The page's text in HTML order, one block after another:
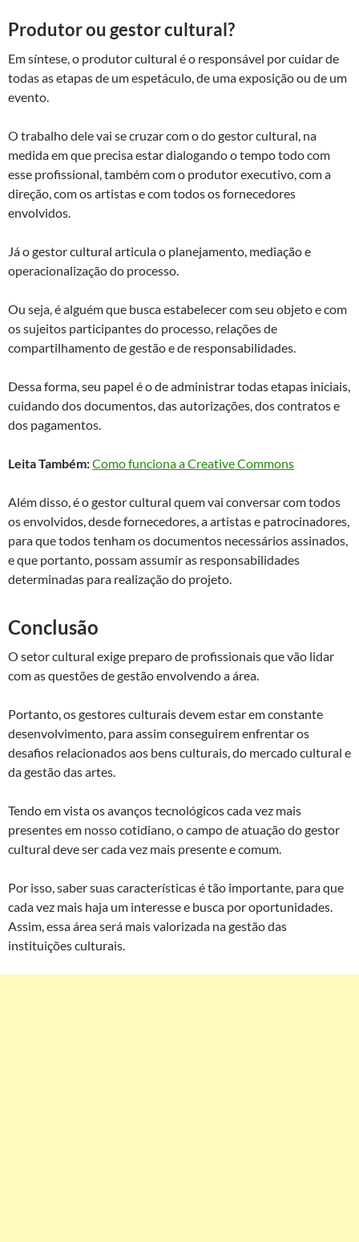
Produtor ou gestor cultural?
Em síntese, o produtor cultural é o responsável por cuidar de
todas as etapas de um espetáculo, de uma exposição ou de um
evento.
O trabalho dele vai se cruzar com o do gestor cultural, na
medida em que precisa estar dialogando o tempo todo com
esse profissional, também com o produtor executivo, com a
direção, com os artistas e com todos os fornecedores
envolvidos.
Já o gestor cultural articula o planejamento, mediação e
operacionalização do processo.
Ou seja, é alguém que busca estabelecer com seu objeto e com
os sujeitos participantes do processo, relações de
compartilhamento de gestão e de responsabilidades.
Dessa forma, seu papel é o de administrar todas etapas iniciais,
cuidando dos documentos, das autorizações, dos contratos e
dos pagamentos.
Leita Também:Como funciona a Creative Commons
Além disso, é o gestor cultural quem vai conversar com todos
os envolvidos, desde fornecedores, a artistas e patrocinadores,
para que todos tenham os documentos necessários assinados,
e que portanto, possam assumir as responsabilidades
determinadas para realização do projeto.
Conclusão
O setor cultural exige preparo de profissionais que vão lidar
com as questões de gestão envolvendo a área.
Portanto, os gestores culturais devem estar em constante
desenvolvimento, para assim conseguirem enfrentar os
desafios relacionados aos bens culturais, do mercado cultural e
da gestão das artes.
Tendo em vista os avanços tecnológicos cada vez mais
presentes em nosso cotidiano, o campo de atuação do gestor
cultural deve ser cada vez mais presente e comum.
Por isso, saber suas características é tão importante, para que
cada vez mais haja um interesse e busca por oportunidades.
Assim, essa área será mais valorizada na gestão das
instituições culturais.